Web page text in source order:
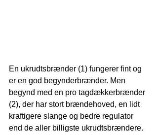
En ukrudtsbrænder (1) fungerer fint og
er en god begynderbrænder. Men
begynd med en pro tagdækkerbrænder
(2), der har stort brændehoved, en lidt
kraftigere slange og bedre regulator
end de aller billigste ukrudtsbrændere.